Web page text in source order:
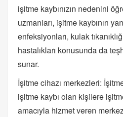
işitme kaybınızın nedenini
uzmanları, işitme kaybının
enfeksiyonları, kulak
hastalıkları konusunda da
sunar.
İşitme cihazı merkezleri:
işitme kaybı olan kişilere
amacıyla hizmet veren